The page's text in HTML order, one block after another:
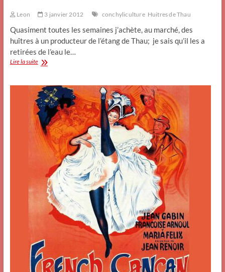
Leon 3 janvier 2012 conchyliculture Huitres de Thau
Quasiment toutes les semaines j’achète, au marché, des
huîtres à un producteur de l’étang de Thau; je sais qu’il les a
retirées de l’eau le…
Lire la suiteVraies
fausses
marées.